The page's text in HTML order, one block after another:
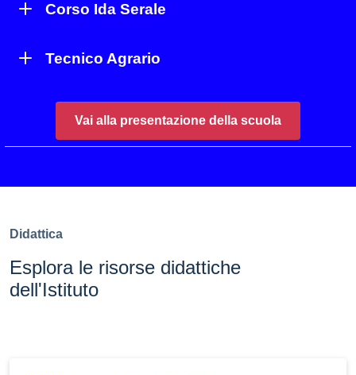
Corso Ida Serale
Tecnico Agrario
Vai alla presentazione della scuola
Didattica
Esplora le risorse didattiche
dell'Istituto